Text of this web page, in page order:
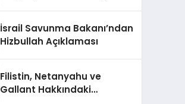
İsrail Savunma Bakanı’ndan
Hizbullah Açıklaması
Filistin, Netanyahu ve
Gallant Hakkındaki